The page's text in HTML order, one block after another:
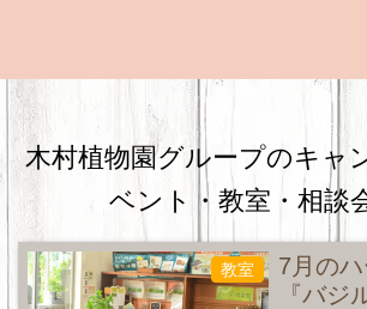
木村植物園グループのキャ
ベント・教室・相談
教室
7月の
『バジ